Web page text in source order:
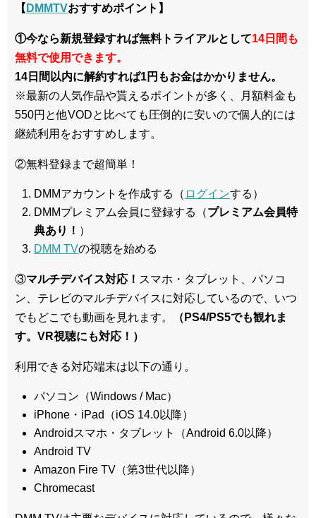
【 DMMTVおすすめポイント】
①今なら新規登録すれば無料トライアルとして14日間も
無料で使用できます。
14日間以内に解約すれば1円もお金はかかりません。
※最新の人気作品や貰えるポイントが多く、月額料金も
550円と他VODと比べても圧倒的に安いので個人的には
継続利用をおすすめします。
②無料登録まで超簡単！
DMMアカウントを作成する（ ログインする）
DMMプレミアム会員に登録する（プレミアム会員特
典あり！ ）
DMM TVの視聴を始める
③マルチデバイス対応！ スマホ・タブレット、パソコ
ン、テレビのマルチデバイスに対応しているので、いつ
でもどこでも動画を見れます。
（PS4/PS5でも観れま
す。VR視聴にも対応！）
利用できる対応端末は以下の通り。
パソコン（Windows / Mac）
iPhone・iPad（iOS 14.0以降）
Androidスマホ・タブレット（Android 6.0以降）
Android TV
Amazon Fire TV（第3世代以降）
Chromecast